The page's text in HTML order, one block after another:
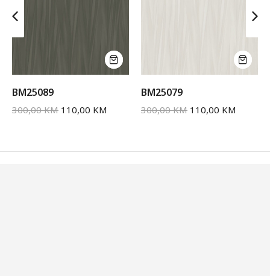
BM25089
300,00KM 110,00 KM
BM25079
300,00KM 110,00 KM